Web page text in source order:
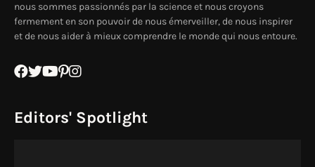
nous sommes passionnés par la science et nous croyons
fermement en son pouvoir de nous émerveiller, de nous inspirer
et de nous aider à mieux comprendre le monde qui nous entoure.
Editors' Spotlight